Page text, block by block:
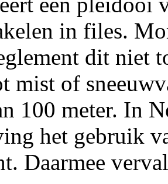
in files.
dit niet
mist of
100 meter. In
het gebruik
Daarmee